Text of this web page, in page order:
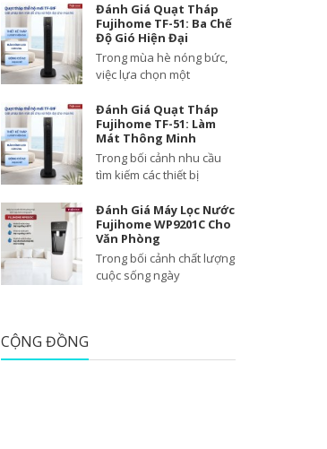
Đánh Giá Quạt Tháp
Fujihome TF-51: Ba Chế
Độ Gió Hiện Đại
Trong mùa hè nóng bức,
việc lựa chọn một
Đánh Giá Quạt Tháp
Fujihome TF-51: Làm
Mát Thông Minh
Trong bối cảnh nhu cầu
tìm kiếm các thiết bị
Đánh Giá Máy Lọc Nước
Fujihome WP9201C Cho
Văn Phòng
Trong bối cảnh chất lượng
cuộc sống ngày
CỘNG ĐỒNG